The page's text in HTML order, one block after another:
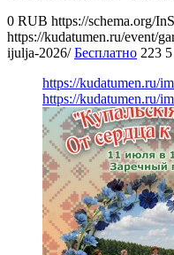
0 RUB https://schema.org/
https://kudatumen.ru/event/
ijulja-2026/ Бесплатно 223 5
https://kudatumen.ru/
https://kudatumen.ru/